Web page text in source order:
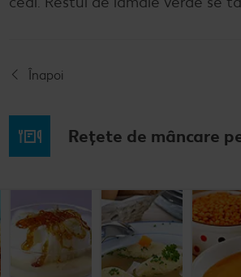
Înapoi
Rețete de mâncare
Musaca de
cartofi cu
cașcaval
Lapte de
pasăre
Cel mult 60 minute
Supă
cu găluşte